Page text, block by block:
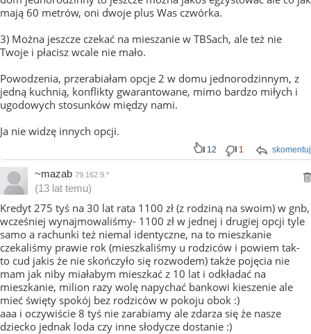
mają 60 metrów, oni dwoje plus Was czwórka.
3) Można jeszcze czekać na mieszanie w TBSach, ale też nie
Twoje i płacisz wcale nie mało.
Powodzenia, przerabiałam opcje 2 w domu jednorodzinnym, z
jedną kuchnią, konflikty gwarantowane, mimo bardzo miłych i
ugodowych stosunków między nami.
Ja nie widzę innych opcji.
skomentuj
12 1
~mazab 79.162.9.*
(13 lat temu)
Kredyt 275 tyś na 30 lat rata 1100 zł (z rodziną na swoim) w gnb,
wcześniej wynajmowaliśmy- 1100 zł w jednej i drugiej opcji tyle
samo a rachunki też niemal identyczne, na to mieszkanie
czekaliśmy prawie rok (mieszkaliśmy u rodziców i powiem tak-
to cud jakis że nie skończyło się rozwodem) także pojęcia nie
mam jak niby miałabym mieszkać z 10 lat i odkładać na
mieszkanie, milion razy wolę napychać bankowi kieszenie ale
mieć święty spokój bez rodziców w pokoju obok :)
aaa i oczywiście 8 tyś nie zarabiamy ale zdarza się że nasze
dziecko jednak loda czy inne słodycze dostanie :)